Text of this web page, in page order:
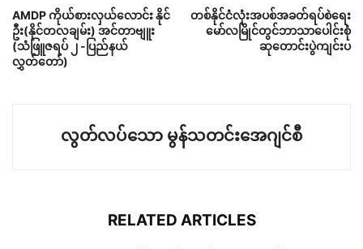
AMDP ကိုယ်စားလှယ်လောင်း နိုင်
ဦး(နိုင်တလချမ်း) အင်တာဗျူး
(သံဖြူဇရပ် ၂ -ပြည်နယ်
လွှတ်တော်)
တစ်နိုင်ငံလုံးအပစ်အခတ်ရပ်စဲရေး
မော်လမြိုင်တွင်ဘာသာပေါင်းစုံ
ဆုတောင်းပွဲကျင်းပ
လွတ်လပ်သော မွန်သတင်းအေဂျင်စီ
RELATED ARTICLES